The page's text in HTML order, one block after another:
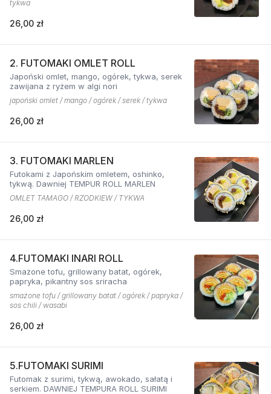
tykwa
26,00 zł
2. FUTOMAKI OMLET ROLL
Japoński omlet, mango, ogórek, tykwa, serek
zawijana z ryżem w algi nori
japoński omlet / mango / ogórek / serek / tykwa
26,00 zł
3. FUTOMAKI MARLEN
Futokami z Japońskim omletem, oshinko,
tykwą. Dawniej TEMPUR ROLL MARLEN
OMLET TAMAGO / RZODKIEW / TYKWA
26,00 zł
4.FUTOMAKI INARI ROLL
Smażone tofu, grillowany batat, ogórek,
papryka, pikantny sos sriracha
smażone tofu / grillowany batat / ogórek / papryka /
sos chili / wasabi
26,00 zł
5.FUTOMAKI SURIMI
Futomak z surimi, tykwą, awokado, sałatą i
serkiem. DAWNIEJ TEMPURA ROLL SURIMI